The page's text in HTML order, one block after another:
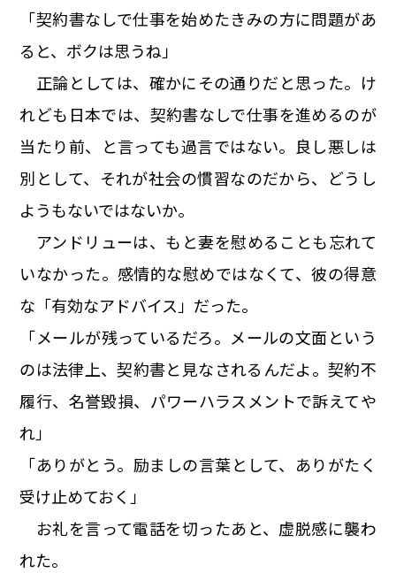
「契約書なしで仕事を始めたきみの方に問題があ
ると、ボクは思うね」
正論としては、確かにその通りだと思った。け
れども日本では、契約書なしで仕事を進めるのが
当たり前、と言っても過言ではない。良し悪しは
別として、それが社会の慣習なのだから、どうし
ようもないではないか。
アンドリューは、もと妻を慰めることも忘れて
いなかった。感情的な慰めではなくて、彼の得意
な「有効なアドバイス」だった。
「メールが残っているだろ。メールの文面という
のは法律上、契約書と見なされるんだよ。契約不
履行、名誉毀損、パワーハラスメントで訴えてや
れ」
「ありがとう。励ましの言葉として、ありがたく
受け止めておく」
お礼を言って電話を切ったあと、虚脱感に襲わ
れた。